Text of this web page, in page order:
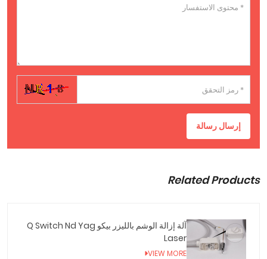
إرسال رسالة
Related Products
آلة إزالة الوشم بالليزر بيكو Q Switch Nd Yag
Laser
VIEW MORE